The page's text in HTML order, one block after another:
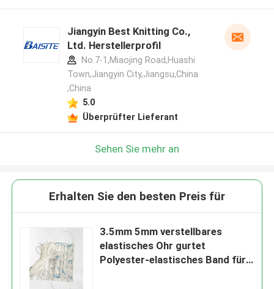
Jiangyin Best Knitting Co.,
Ltd. Herstellerprofil
No.7-1,Miaojing Road,Huashi
Town,Jiangyin City,Jiangsu,China
,China
5.0
Überprüfter Lieferant
Sehen Sie mehr an
Erhalten Sie den besten Preis für
3.5mm 5mm verstellbares
elastisches Ohr gurtet
Polyester-elastisches Band für